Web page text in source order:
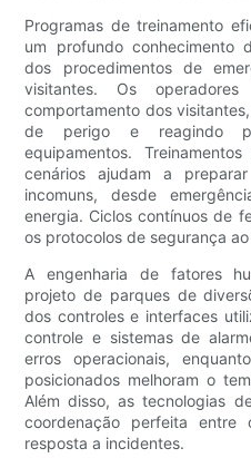
Programas de treinamento
um profundo conhecimento
dos procedimentos de
visitantes. Os
comportamento dos
de perigo e reagindo
equipamentos.
cenários ajudam a
incomuns, desde
energia. Ciclos contínuos de
os protocolos de segurança
A engenharia de fatores
projeto de parques de
dos controles e interfaces
controle e sistemas de
erros operacionais,
posicionados melhoram o
Além disso, as tecnologias
coordenação perfeita entre
resposta a incidentes.